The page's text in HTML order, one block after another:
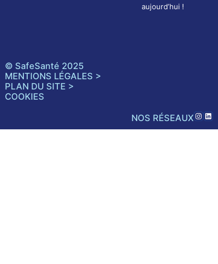
aujourd’hui !
© SafeSanté 2025
MENTIONS LÉGALES >
PLAN DU SITE >
COOKIES
NOS RÉSEAUX